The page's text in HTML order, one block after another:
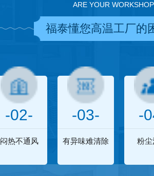
ARE YOUR
福泰懂您高温工厂的
-02-
闷热不通风
-03-
有异味难清除
-
粉尘